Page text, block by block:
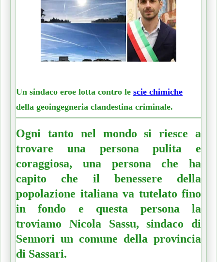
Un sindaco eroe lotta contro le scie chimiche
della geoingegneria clandestina criminale.
Ogni tanto nel mondo si riesce a
trovare una persona pulita e
coraggiosa, una persona che ha
capito che il benessere della
popolazione italiana va tutelato fino
in fondo e questa persona la
troviamo Nicola Sassu, sindaco di
Sennori un comune della provincia
di Sassari.